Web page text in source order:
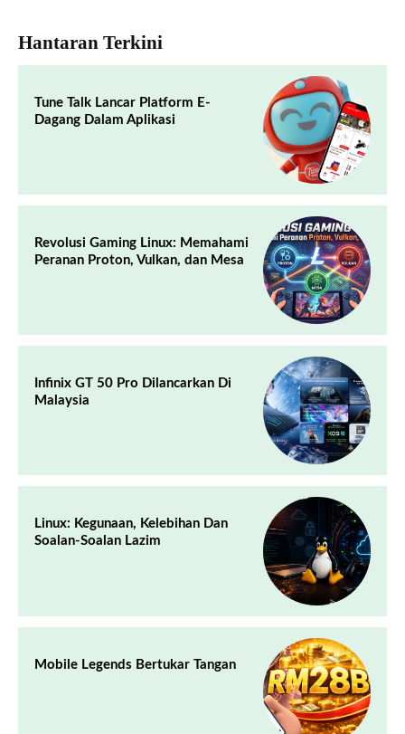
Hantaran Terkini
Tune Talk Lancar Platform E-
Dagang Dalam Aplikasi
Revolusi Gaming Linux: Memahami
Peranan Proton, Vulkan, dan Mesa
Infinix GT 50 Pro Dilancarkan Di
Malaysia
Linux: Kegunaan, Kelebihan Dan
Soalan-Soalan Lazim
Mobile Legends Bertukar Tangan